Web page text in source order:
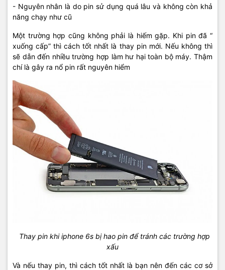
- Nguyên nhân là do pin sử dụng quá lâu và không còn khả
năng chạy như cũ
Một trường hợp cũng không phải là hiếm gặp. Khi pin đã “
xuống cấp” thì cách tốt nhất là thay pin mới. Nếu không thì
sẽ dẫn đến nhiều trường hợp làm hư hại toàn bộ máy. Thậm
chí là gây ra nổ pin rất nguyên hiểm
Thay pin khi iphone 6s bị hao pin để tránh các trường hợp
xấu
Và nếu thay pin, thì cách tốt nhất là bạn nên đến các cơ sở